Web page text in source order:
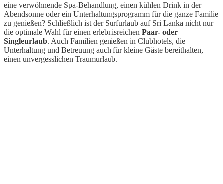
eine verwöhnende Spa-Behandlung, einen kühlen Drink in der
Abendsonne oder ein Unterhaltungsprogramm für die ganze Familie
zu genießen? Schließlich ist der Surfurlaub auf Sri Lanka nicht nur
die optimale Wahl für einen erlebnisreichen Paar- oder
Singleurlaub. Auch Familien genießen in Clubhotels, die
Unterhaltung und Betreuung auch für kleine Gäste bereithalten,
einen unvergesslichen Traumurlaub.